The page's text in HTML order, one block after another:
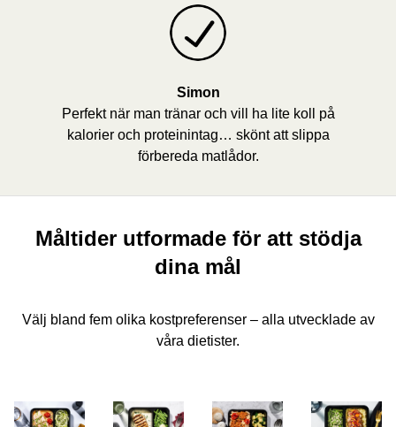
Simon
Perfekt när man tränar och vill ha lite koll på
kalorier och proteinintag… skönt att slippa
förbereda matlådor.
Måltider utformade för att stödja
dina mål
Välj bland fem olika kostpreferenser – alla utvecklade av
våra dietister.